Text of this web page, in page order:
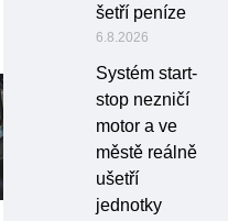
šetří peníze
6.8.2026
Systém start-
stop nezničí
motor a ve
městě reálně
ušetří
jednotky